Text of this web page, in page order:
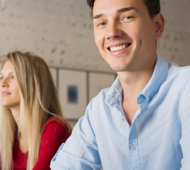
MÁS INFORMACIÓN